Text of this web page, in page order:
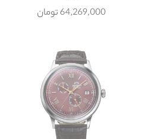
64,269,000 تومان